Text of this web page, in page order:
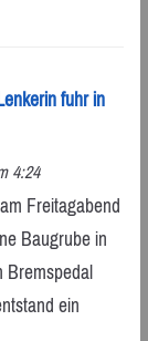
fuhr in
4:24
Freitagabend
Baugrube in
Bremspedal
ein